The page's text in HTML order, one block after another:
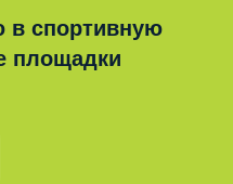
в спортивную
площадки